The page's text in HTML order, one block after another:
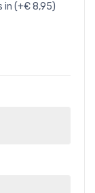
in (+€ 8,95)